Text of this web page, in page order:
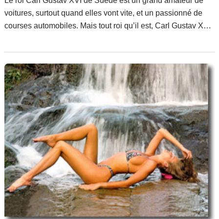
voitures, surtout quand elles vont vite, et un passionné de
courses automobiles. Mais tout roi qu’il est, Carl Gustav XVI